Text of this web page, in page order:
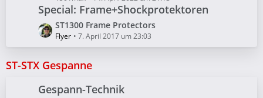
e
t
r
ä
g
e
B
i
ä
e
t
z
t
e
e
t
Special: Frame+Shockprotektoren
L
e
t
z
t
e
B
ST1300 Frame Protectors
Flyer 7. April 2017 um 23:03
ST-STX Gespanne
Gespann-Technik